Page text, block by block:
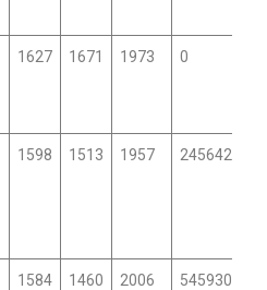
1627 1671 1973 0
1598 1513 1957 24564290
1584 1460 2006 54593018